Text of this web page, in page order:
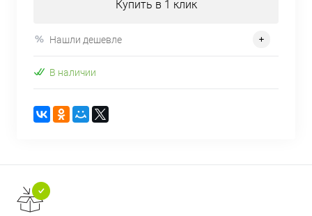
Купить в 1 клик
Нашли дешевле
В наличии